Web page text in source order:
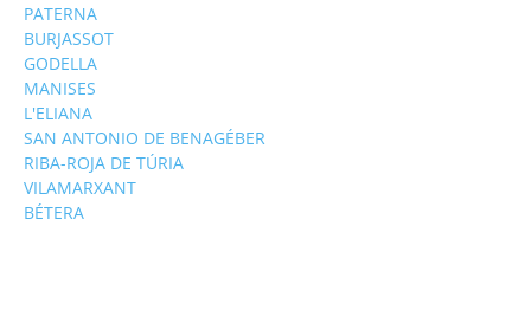
PATERNA
BURJASSOT
GODELLA
MANISES
L'ELIANA
SAN ANTONIO DE BENAGÉBER
RIBA-ROJA DE TÚRIA
VILAMARXANT
BÉTERA